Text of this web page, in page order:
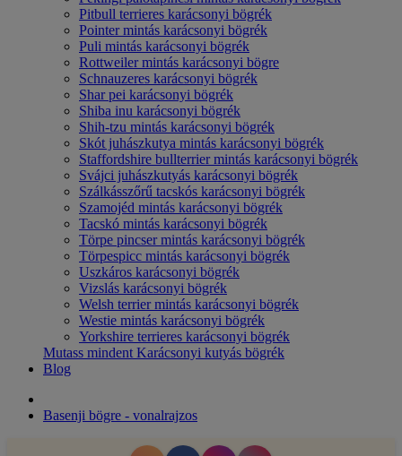
Pitbull terrieres karácsonyi bögrék
Pointer mintás karácsonyi bögrék
Puli mintás karácsonyi bögrék
Rottweiler mintás karácsonyi bögre
Schnauzeres karácsonyi bögrék
Shar pei karácsonyi bögrék
Shiba inu karácsonyi bögrék
Shih-tzu mintás karácsonyi bögrék
Skót juhászkutya mintás karácsonyi bögrék
Staffordshire bullterrier mintás karácsonyi bögrék
Svájci juhászkutyás karácsonyi bögrék
Szálkásszőrű tacskós karácsonyi bögrék
Szamojéd mintás karácsonyi bögrék
Tacskó mintás karácsonyi bögrék
Törpe pincser mintás karácsonyi bögrék
Törpespicc mintás karácsonyi bögrék
Uszkáros karácsonyi bögrék
Vizslás karácsonyi bögrék
Welsh terrier mintás karácsonyi bögrék
Westie mintás karácsonyi bögrék
Yorkshire terrieres karácsonyi bögrék
Mutass mindent Karácsonyi kutyás bögrék
Blog
Basenji bögre - vonalrajzos